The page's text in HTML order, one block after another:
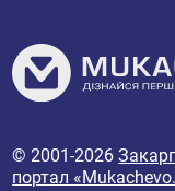
© 2001-2026
портал